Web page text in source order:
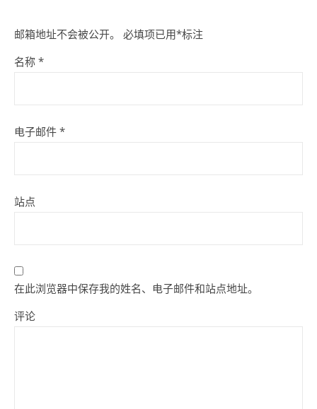
邮箱地址不会被公开。 必填项已用*标注
名称 *
电子邮件 *
站点
在此浏览器中保存我的姓名、电子邮件和站点地址。
评论